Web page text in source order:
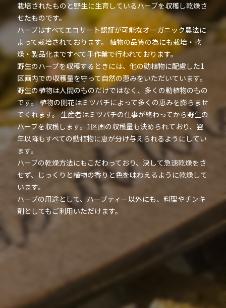
栽培されたものと野生に生育しているハーブを収穫し乾燥さ
せたものです。
ハーブはすべてエコサート認証が可能なオーガニック農法に
よって栽培されております。 植物の品質の為にも栽培・乾
燥・製品化まですべて手作業で行われております。
野生のハーブを収穫するときには、他の動植物に配慮した1
区画内での収穫量を守って自然の恵みをいただいています。
野生の植物は人間のものだけではなく、多くの動植物のもの
です。 植物の開花はミツバチによって多くの恵みを膨らませ
てくれます。 生産者はミツバチの仕事が終わってから野生の
ハーブを収穫します。1区画の収穫量も決められており、翌
年以降もすべての動植物に恵が分け与えられるようにしてい
ます。
ハーブの乾燥方法にもこだわっており、決して急速乾燥をさ
せず、じっくりと植物の香りと色を味わえるように乾燥して
います。
ハーブの用途として、ハーブティー以外にも、料理やチンキ
剤としてもご利用いただけます。